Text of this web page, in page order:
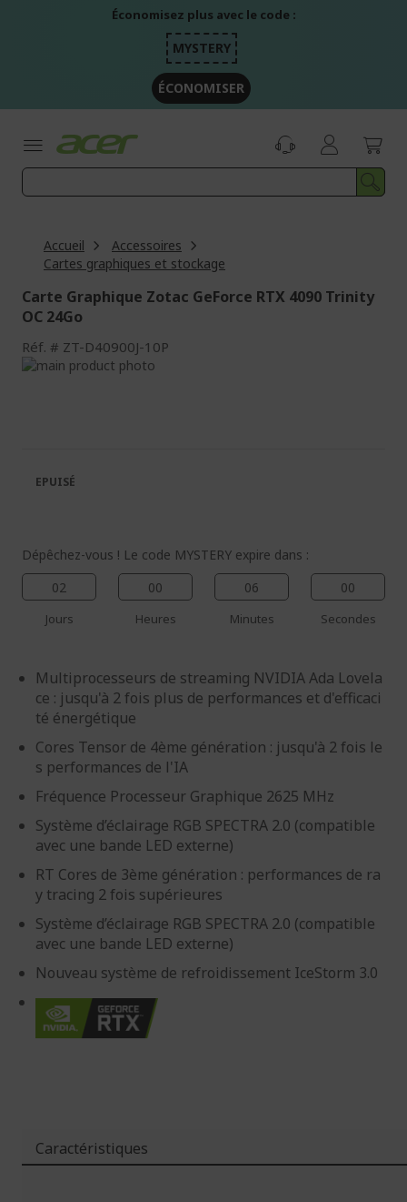
Économisez plus avec le code :
MYSTERY
ÉCONOMISER
Accueil
Accessoires
Cartes graphiques et stockage
Carte Graphique Zotac GeForce RTX 4090 Trinity
OC 24Go
Réf. ZT-D40900J-10P
Passer
galerie
d’images
Galerie
d’images
Dépêchez-vous ! Le code MYSTERY expire dans :
02
Jours
00
Heures
05
Minutes
59
Secondes
Multiprocesseurs de streaming NVIDIA Ada Lovela
ce : jusqu'à 2 fois plus de performances et d'efficaci
té énergétique
Cores Tensor de 4ème génération : jusqu'à 2 fois le
s performances de l'IA
Fréquence Processeur Graphique 2625 MHz
Système d’éclairage RGB SPECTRA 2.0 (compatible
avec une bande LED externe)
RT Cores de 3ème génération : performances de ra
y tracing 2 fois supérieures
Système d’éclairage RGB SPECTRA 2.0 (compatible
avec une bande LED externe)
Nouveau système de refroidissement IceStorm 3.0
EPUISÉ
Caractéristiques